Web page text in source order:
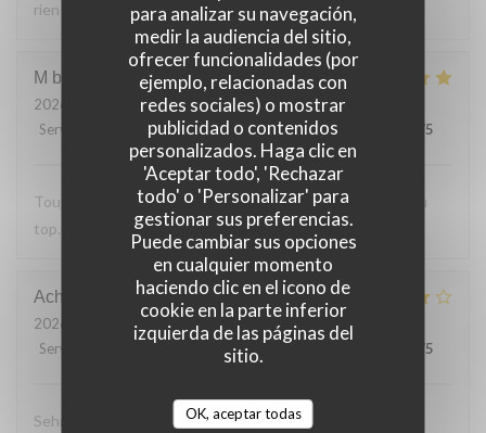
para analizar su navegación,
medir la audiencia del sitio,
ofrecer funcionalidades (por
ejemplo, relacionadas con
redes sociales) o mostrar
publicidad o contenidos
personalizados. Haga clic en
'Aceptar todo', 'Rechazar
todo' o 'Personalizar' para
gestionar sus preferencias.
Puede cambiar sus opciones
en cualquier momento
haciendo clic en el icono de
cookie en la parte inferior
izquierda de las páginas del
sitio.
OK, aceptar todas
rien a reprocher sur les plats.
M bouchon
2026-07-24
- 19:30 - Invitados 2
Servicio
Ambiente: 5 /5 Menú:5/5 Calidad / Precio /5
Toujours Aussi bon avec les produits locaux, l'accueil et au
top. Lo
Achim
2026-07-24
- 19:30 - Invitados 2
Servicio
Ambiente Menú : /5 /5
Sehr leckeres 3 Gang Menü mit guten Preis